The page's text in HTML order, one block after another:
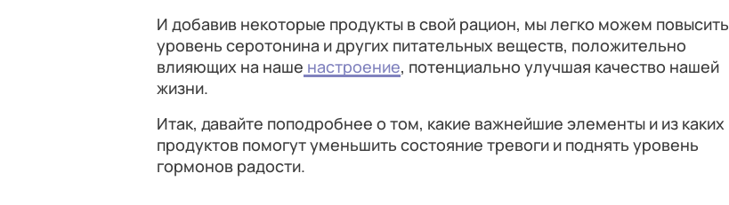
И добавив некоторые продукты в свой рацион, мы легко можем повысить
уровень серотонина и других питательных веществ, положительно
влияющих на наше настроение, потенциально улучшая качество нашей
жизни.
Итак, давайте поподробнее о том, какие важнейшие элементы и из каких
продуктов помогут уменьшить состояние тревоги и поднять уровень
гормонов радости.